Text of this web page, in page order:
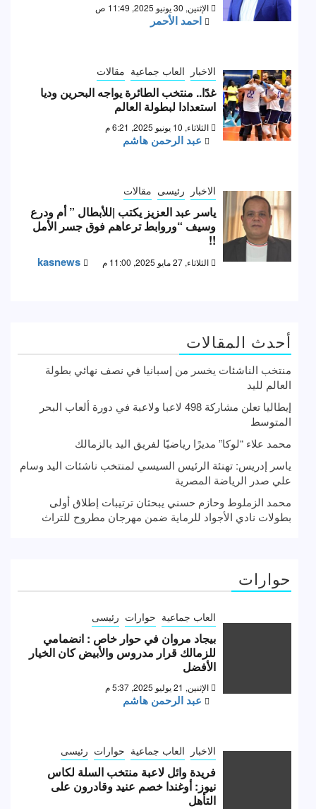
الإثنين, 30 يونيو 2025, 11:49 ص
احمد الأحمر
الاخبار العاب جماعية مقالات
غدًا.. منتخب الطائرة يواجه البحرين وديا
استعدادا لبطولة العالم
الثلاثاء, 10 يونيو 2025, 6:21 م
عبد الرحمن هاشم
الاخبار رئيسى مقالات
ياسر عبد العزيز يكتب |للأبطال ” أم ودرع
وسيف “وروابط ترعاهم فوق جسر الأمل
!!
الثلاثاء, 27 مايو 2025, 11:00 م kasnews
أحدث المقالات
منتخب الناشئات يخسر من إسبانيا في نصف نهائي بطولة
العالم لليد
إيطاليا تعلن مشاركة 498 لاعبا ولاعبة في دورة ألعاب البحر
المتوسط
محمد علاء “لوكا” مديرًا رياضيًا لفريق اليد بالزمالك
ياسر إدريس: تهنئة الرئيس السيسي لمنتخب ناشئات اليد وسام
علي صدر الرياضة المصرية
محمد الزملوط وحازم حسني يبحثان ترتيبات إطلاق أولى
بطولات نادي الأجواد للرماية ضمن مهرجان مطروح للتراث
حوارات
العاب جماعية حوارات رئيسى
بيجاد مروان في حوار خاص : انضمامي
للزمالك قرار مدروس والأبيض كان الخيار
الأفضل
الإثنين, 21 يوليو 2025, 5:37 م
عبد الرحمن هاشم
الاخبار العاب جماعية حوارات رئيسى
فريدة وائل لاعبة منتخب السلة لكاس
نيوز: أوغندا خصم عنيد وقادرون على
التأهل